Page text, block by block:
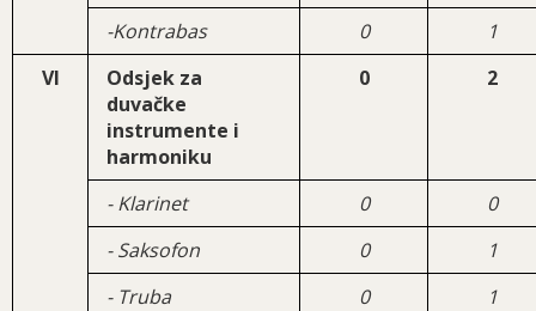
-Kontrabas
0
1
VI
Odsjek za
duvačke
instrumente i
harmoniku
0 2
- Klarinet 0
0
- Saksofon
0
1
- Truba
0
1